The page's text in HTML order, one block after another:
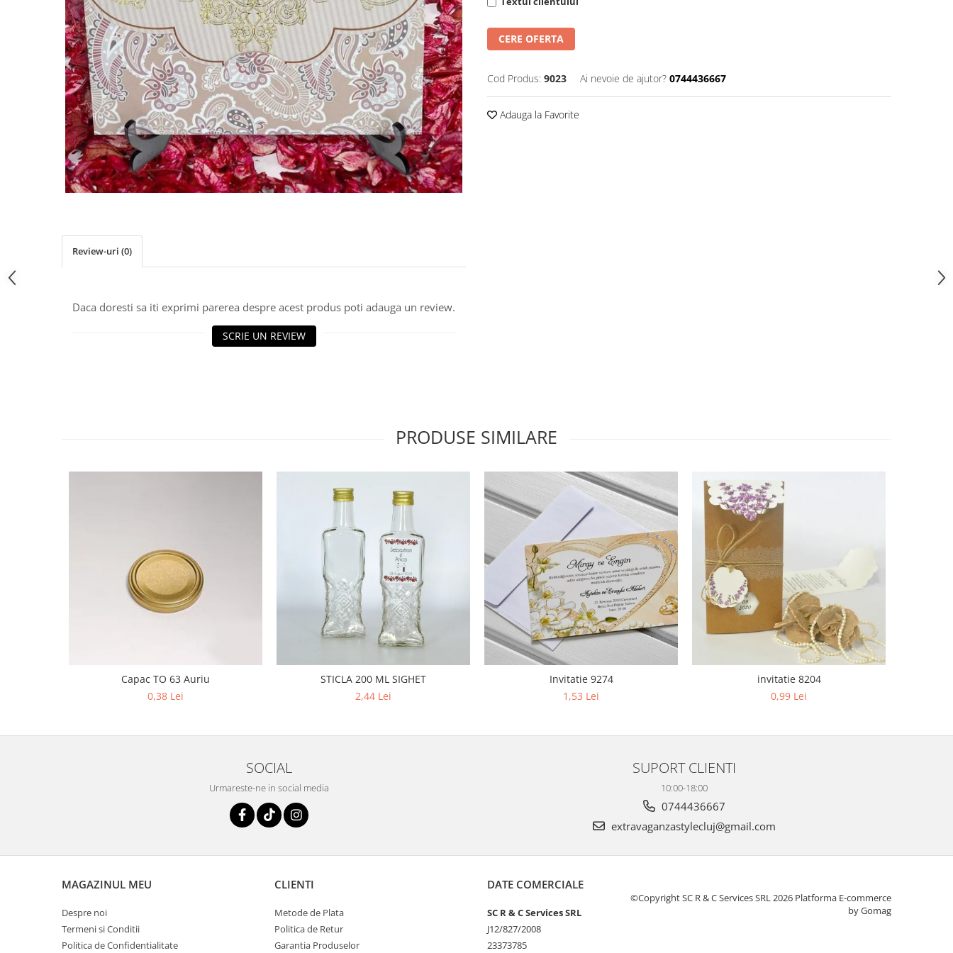
Pachete marturii
Pungi si cutii prajituri
Sticle si borcane
Cutii flori de hartie
Cutii flori de sapun
Cutii flori mixte
Aranjamente tematice
2025 Craciun
2020 Craciun si Anul Nou
2021 Crăciun
2022 Crăciun
Toamna și Halloween
Valentine's Day
CERE OFERTA
Cod Produs: 9023 Ai nevoie de ajutor? 0744436667
Adauga la Favorite
Review-uri (0)
Daca doresti sa iti exprimi parerea despre acest produs poti adauga un review.
SCRIE UN REVIEW
PRODUSE SIMILARE
Capac TO 63 Auriu
0,38 Lei
STICLA 200 ML SIGHET
2,44 Lei
Invitatie 9274
1,53 Lei
invitatie 8204
0,99 Lei
SOCIAL
Urmareste-ne in social media
SUPORT CLIENTI
10:00-18:00
0744436667
extravaganzastylecluj@gmail.com
MAGAZINUL MEU
Despre noi
Termeni si Conditii
Politica de Confidentialitate
CLIENTI
Metode de Plata
Politica de Retur
Garantia Produselor
DATE COMERCIALE
SC R & C Services SRL
J12/827/2008
23373785
©Copyright SC R & C Services SRL 2026 Platforma E-commerce
by Gomag